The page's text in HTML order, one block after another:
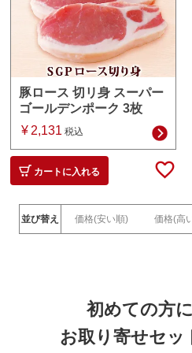
豚ロース 切リ身 スーパー
ゴールデンポーク 3枚
¥ 2,131 税込
カートに入れる
並び替え 価格(安い順) 価格(高
初めての方
お取り寄せセッ